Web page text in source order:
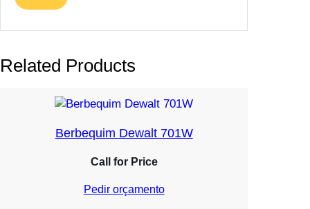
Related Products
Berbequim Dewalt 701W
Call for Price
Pedir orçamento